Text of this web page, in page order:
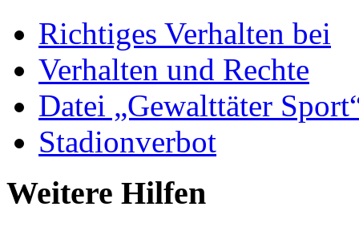
Richtiges Verhalten bei
Verhalten und Rechte
Datei „Gewalttäter
Stadionverbot
Weitere Hilfen